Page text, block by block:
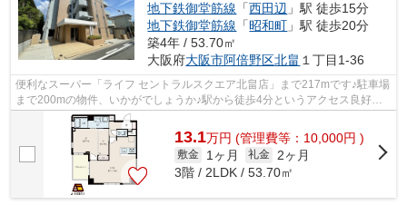
地下鉄御堂筋線 「西田辺 」駅 徒歩15分
地下鉄御堂筋線 「昭和町 」駅 徒歩20分
築4年 / 53.70㎡
大阪府大阪市阿倍野区北畠 １丁目1-36
便利なスーパー「ライフ セントラルスクエア北畠店」まで217mです♪駐車場
まで200mの物件、いかがでしょうか♪駅から徒歩4分というアクセス良好な
駅近物件はいかがですか♪共用部にはエレ...
13.1万円 (管理費等：10,000円 )
敷金 1ヶ月 礼金
2ヶ月
3階 / 2LDK / 53.70㎡